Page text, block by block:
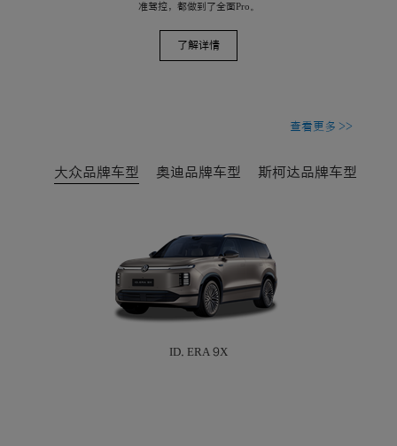
准驾控，都做到了全面Pro。
了解详情
查看更多 >>
大众品牌车型 奥迪品牌车型 斯柯达品牌车型
ID. ERA 9X